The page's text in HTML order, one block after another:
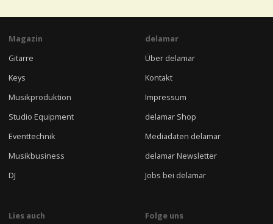
Magazin
Gitarre
Keys
Musikproduktion
Studio Equipment
Eventtechnik
Musikbusiness
DJ
delamar
Über delamar
Kontakt
Impressum
delamar Shop
Mediadaten delamar
delamar Newsletter
Jobs bei delamar
Lies auch Folge uns